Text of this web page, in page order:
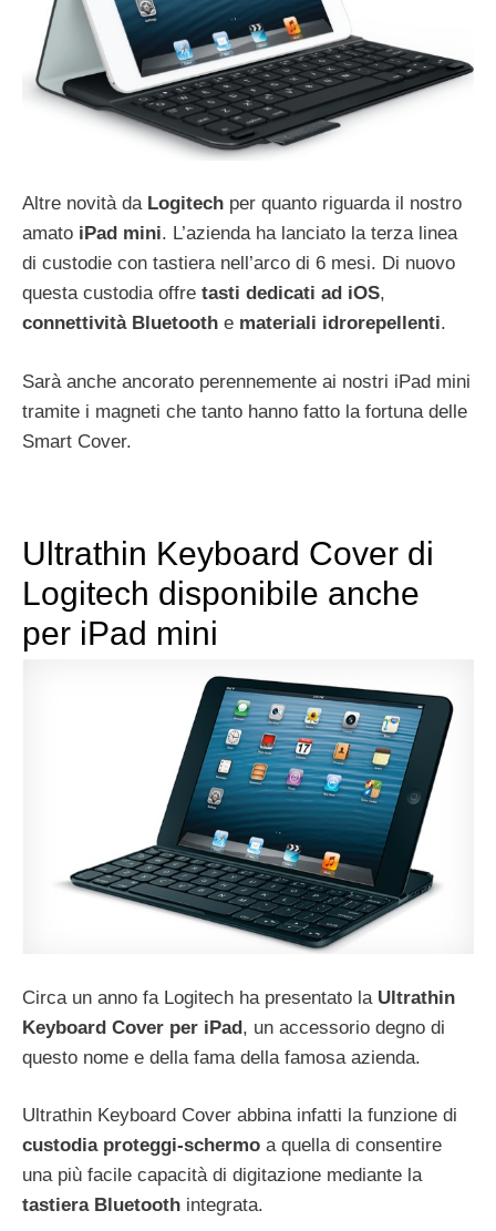
Altre novità da Logitech per quanto riguarda il nostro
amato iPad mini. L’azienda ha lanciato la terza linea
di custodie con tastiera nell’arco di 6 mesi. Di nuovo
questa custodia offre tasti dedicati ad iOS,
connettività Bluetooth e materiali idrorepellenti.
Sarà anche ancorato perennemente ai nostri iPad mini
tramite i magneti che tanto hanno fatto la fortuna delle
Smart Cover.
Ultrathin Keyboard Cover di
Logitech disponibile anche
per iPad mini
Circa un anno fa Logitech ha presentato la Ultrathin
Keyboard Cover per iPad, un accessorio degno di
questo nome e della fama della famosa azienda.
Ultrathin Keyboard Cover abbina infatti la funzione di
custodia proteggi-schermo a quella di consentire
una più facile capacità di digitazione mediante la
tastiera Bluetooth integrata.